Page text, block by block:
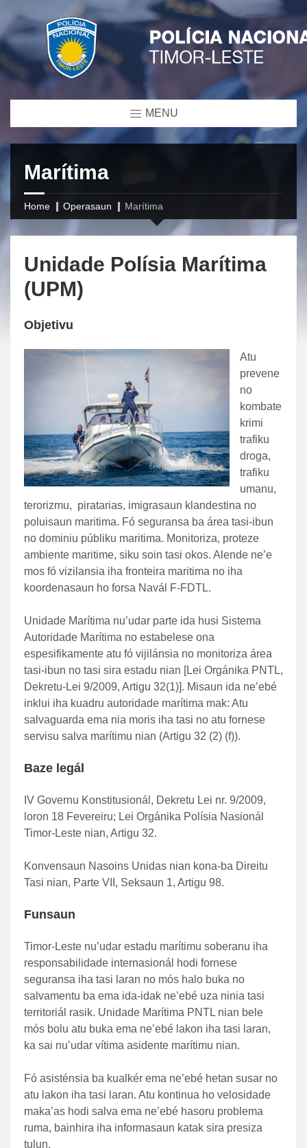
MENU
Marítima
Home Operasaun Marítima
Unidade Polísia Marítima
(UPM)
Objetivu
Atu
prevene
no
kombate
krimi
trafiku
droga,
trafiku
umanu,
terorizmu, piratarias, imigrasaun klandestina no
poluisaun maritima. Fó seguransa ba área tasi-ibun
no dominiu públiku maritima. Monitoriza, proteze
ambiente maritime, siku soin tasi okos. Alende ne’e
mos fó vizilansia iha fronteira maritima no iha
koordenasaun ho forsa Navál F-FDTL.
Unidade Marítima nu’udar parte ida husi Sistema
Autoridade Marítima no estabelese ona
espesifikamente atu fó vijilánsia no monitoriza área
tasi-ibun no tasi sira estadu nian [Lei Orgánika PNTL,
Dekretu-Lei 9/2009, Artigu 32(1)]. Misaun ida ne’ebé
inklui iha kuadru autoridade marítima mak: Atu
salvaguarda ema nia moris iha tasi no atu fornese
servisu salva marítimu nian (Artigu 32 (2) (f)).
Baze legál
IV Governu Konstitusionál, Dekretu Lei nr. 9/2009,
loron 18 Fevereiru; Lei Orgánika Polísia Nasionál
Timor-Leste nian, Artigu 32.
Konvensaun Nasoins Unidas nian kona-ba Direitu
Tasi nian, Parte VII, Seksaun 1, Artigu 98.
Funsaun
Timor-Leste nu’udar estadu marítimu soberanu iha
responsabilidade internasionál hodi fornese
seguransa iha tasi laran no mós halo buka no
salvamentu ba ema ida-idak ne’ebé uza ninia tasi
territoriál rasik. Unidade Marítima PNTL nian bele
mós bolu atu buka ema ne’ebé lakon iha tasi laran,
ka sai nu’udar vítima asidente marítimu nian.
Fó asisténsia ba kualkér ema ne’ebé hetan susar no
atu lakon iha tasi laran. Atu kontinua ho velosidade
maka’as hodi salva ema ne’ebé hasoru problema
ruma, bainhira iha informasaun katak sira presiza
tulun.